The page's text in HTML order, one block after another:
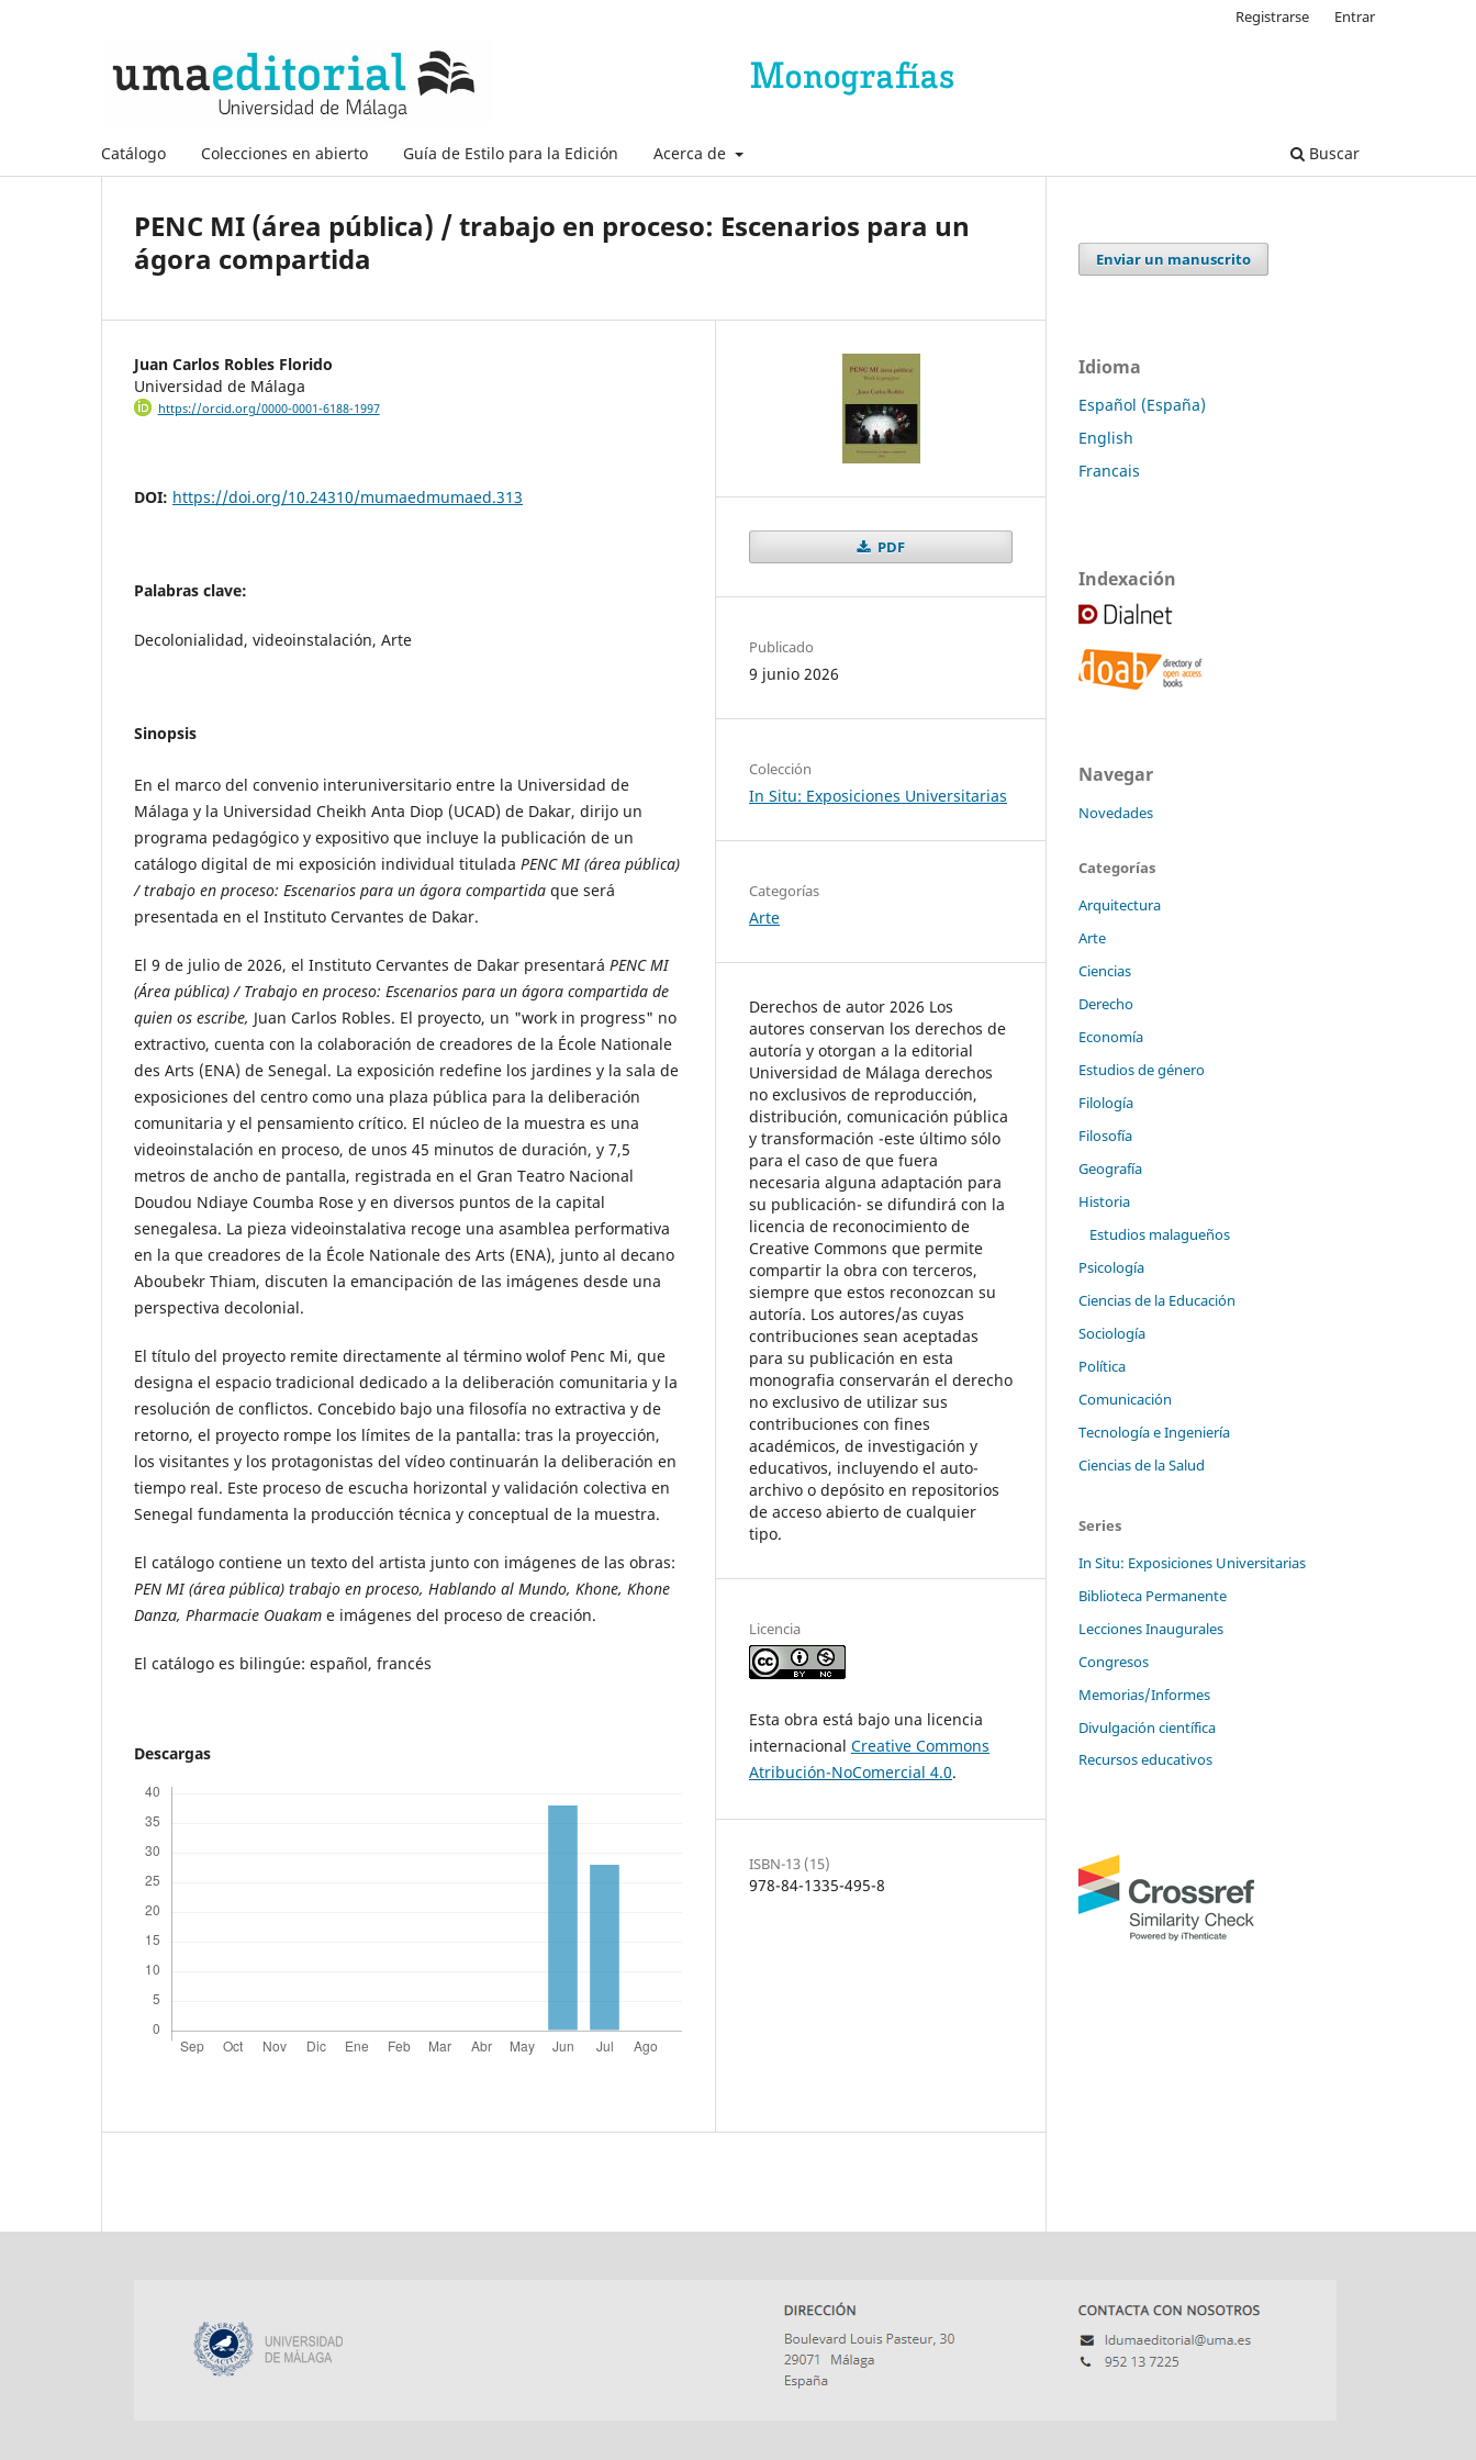
Catálogo Colecciones en abierto Guía de Estilo para la Edición Acerca de Buscar
Registrarse Entrar
PENC MI (área pública) / trabajo en proceso: Escenarios para un
ágora compartida
Juan Carlos Robles Florido
Universidad de Málaga
https://orcid.org/0000-0001-6188-1997
DOI: https://doi.org/10.24310/mumaedmumaed.313
Palabras clave:
Decolonialidad, videoinstalación, Arte
Sinopsis
En el marco del convenio interuniversitario entre la Universidad de
Málaga y la Universidad Cheikh Anta Diop (UCAD) de Dakar, dirijo un
programa pedagógico y expositivo que incluye la publicación de un
catálogo digital de mi exposición individual titulada PENC MI (área pública)
/ trabajo en proceso: Escenarios para un ágora compartida que será
presentada en el Instituto Cervantes de Dakar.
El 9 de julio de 2026, el Instituto Cervantes de Dakar presentará PENC MI
(Área pública) / Trabajo en proceso: Escenarios para un ágora compartida de
quien os escribe, Juan Carlos Robles. El proyecto, un "work in progress" no
extractivo, cuenta con la colaboración de creadores de la École Nationale
des Arts (ENA) de Senegal. La exposición redefine los jardines y la sala de
exposiciones del centro como una plaza pública para la deliberación
comunitaria y el pensamiento crítico. El núcleo de la muestra es una
videoinstalación en proceso, de unos 45 minutos de duración, y 7,5
metros de ancho de pantalla, registrada en el Gran Teatro Nacional
Doudou Ndiaye Coumba Rose y en diversos puntos de la capital
senegalesa. La pieza videoinstalativa recoge una asamblea performativa
en la que creadores de la École Nationale des Arts (ENA), junto al decano
Aboubekr Thiam, discuten la emancipación de las imágenes desde una
perspectiva decolonial.
El título del proyecto remite directamente al término wolof Penc Mi, que
designa el espacio tradicional dedicado a la deliberación comunitaria y la
resolución de conflictos. Concebido bajo una filosofía no extractiva y de
retorno, el proyecto rompe los límites de la pantalla: tras la proyección,
los visitantes y los protagonistas del vídeo continuarán la deliberación en
tiempo real. Este proceso de escucha horizontal y validación colectiva en
Senegal fundamenta la producción técnica y conceptual de la muestra.
El catálogo contiene un texto del artista junto con imágenes de las obras:
PEN MI (área pública) trabajo en proceso, Hablando al Mundo, Khone, Khone
Danza, Pharmacie Ouakam e imágenes del proceso de creación.
El catálogo es bilingúe: español, francés
Descargas
PDF
Publicado
9 junio 2026
Colección
In Situ: Exposiciones Universitarias
Categorías
Arte
Derechos de autor 2026 Los
autores conservan los derechos de
autoría y otorgan a la editorial
Universidad de Málaga derechos
no exclusivos de reproducción,
distribución, comunicación pública
y transformación -este último sólo
para el caso de que fuera
necesaria alguna adaptación para
su publicación- se difundirá con la
licencia de reconocimiento de
Creative Commons que permite
compartir la obra con terceros,
siempre que estos reconozcan su
autoría. Los autores/as cuyas
contribuciones sean aceptadas
para su publicación en esta
monografia conservarán el derecho
no exclusivo de utilizar sus
contribuciones con fines
académicos, de investigación y
educativos, incluyendo el auto-
archivo o depósito en repositorios
de acceso abierto de cualquier
tipo.
Licencia
Esta obra está bajo una licencia
internacional Creative Commons
Atribución-NoComercial 4.0.
ISBN-13 (15)
978-84-1335-495-8
Enviar un manuscrito
Idioma
Español (España)
English
Francais
Indexación
Navegar
Novedades
Categorías
Arquitectura
Arte
Ciencias
Derecho
Economía
Estudios de género
Filología
Filosofía
Geografía
Historia
Estudios malagueños
Psicología
Ciencias de la Educación
Sociología
Política
Comunicación
Tecnología e Ingeniería
Ciencias de la Salud
Series
In Situ: Exposiciones Universitarias
Biblioteca Permanente
Lecciones Inaugurales
Congresos
Memorias/Informes
Divulgación científica
Recursos educativos